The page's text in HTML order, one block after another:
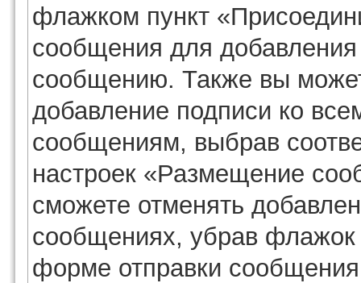
флажком пункт
сообщения для
сообщению. Также вы
добавление подписи ко
сообщениям, выбрав
настроек «Размещение
сможете отменять
сообщениях, убрав флажок
форме отправки